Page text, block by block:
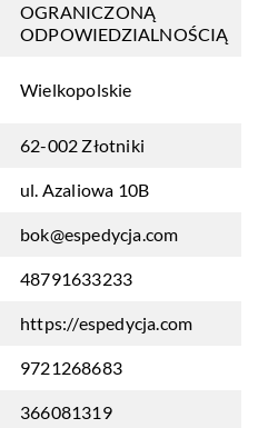
OGRANICZONĄ
ODPOWIEDZIALNOŚCIĄ
Wielkopolskie
62-002 Złotniki
ul. Azaliowa 10B
bok@espedycja.com
48791633233
https://espedycja.com
9721268683
366081319